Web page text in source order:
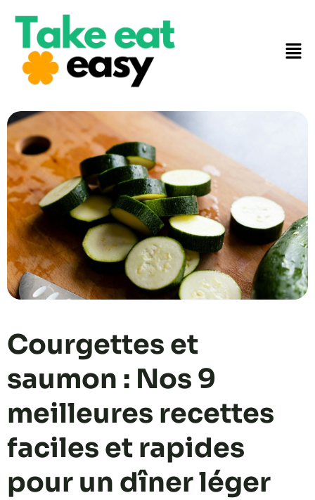
Courgettes et
saumon : Nos 9
meilleures recettes
faciles et rapides
pour un dîner léger